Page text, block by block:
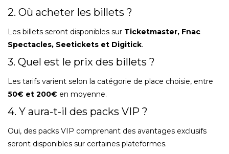
2. Où acheter les billets ?
Les billets seront disponibles sur Ticketmaster, Fnac
Spectacles, Seetickets et Digitick.
3. Quel est le prix des billets ?
Les tarifs varient selon la catégorie de place choisie, entre
50€ et 200€ en moyenne.
4. Y aura-t-il des packs VIP ?
Oui, des packs VIP comprenant des avantages exclusifs
seront disponibles sur certaines plateformes.